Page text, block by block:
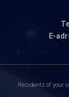
E-
Residents of your